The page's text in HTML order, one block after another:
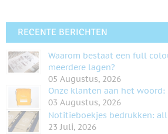
RECENTE BERICHTEN
Waarom bestaat een full
meerdere lagen?
05 Augustus, 2026
Onze klanten aan het woord:
03 Augustus, 2026
Notitieboekjes bedrukken:
23 Juli, 2026